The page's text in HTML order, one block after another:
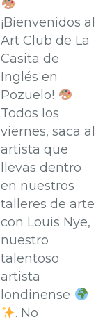
¡Bienvenidos al
Art Club de La
Casita de
Inglés en
Pozuelo!
Todos los
viernes, saca al
artista que
llevas dentro
en nuestros
talleres de arte
con Louis Nye,
nuestro
talentoso
artista
londinense
. No